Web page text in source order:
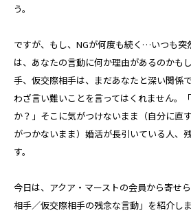
う。
ですが、もし、NGが何度も続く…いつも
は、あなたの言動に何か理由があるのかも
手、仮交際相手は、まだあなたと深い関係
わざ言い難いことを言ってはくれません。
か？」そこに気がつけないまま（自分に直
がつかないまま）婚活が長引いている人、
す。
今日は、アクア・マーストの会員から寄せ
相手／仮交際相手の残念な言動」を紹介し